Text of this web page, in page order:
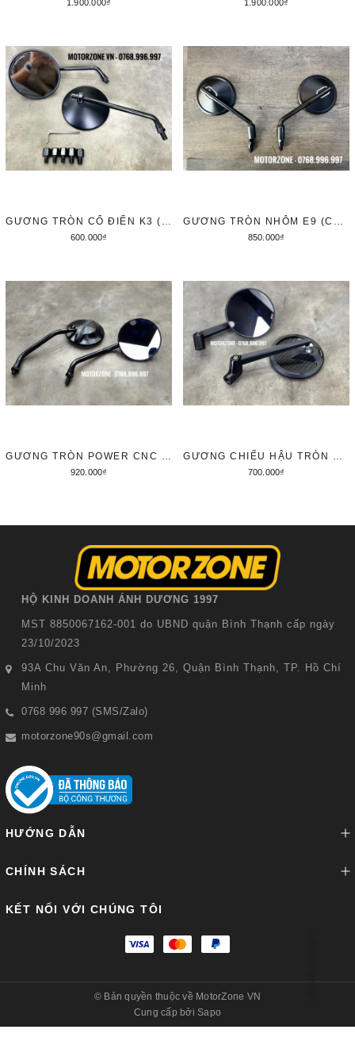
1.900.000₫ 1.900.000₫
GƯƠNG TRÒN CỔ ĐIỂN K3 (CẶP)
600.000₫
GƯƠNG TRÒN NHÔM E9 (CẶP)
850.000₫
GƯƠNG TRÒN POWER CNC (CẶP)
920.000₫
GƯƠNG CHIẾU HẬU TRÒN MAGAZI VÂN CARBON
700.000₫
HỘ KINH DOANH ÁNH DƯƠNG 1997
MST 8850067162-001 do UBND quận Bình Thạnh cấp ngày
23/10/2023
93A Chu Văn An, Phường 26, Quận Bình Thạnh, TP. Hồ Chí
Minh
0768 996 997 (SMS/Zalo)
motorzone90s@gmail.com
HƯỚNG DẪN
CHÍNH SÁCH
KẾT NỐI VỚI CHÚNG TÔI
© Bản quyền thuộc về MotorZone VN
Cung cấp bởi Sapo
Lên đầu trang